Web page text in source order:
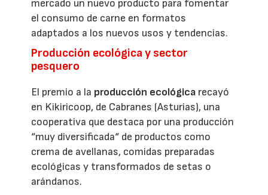
mercado un nuevo producto para fomentar
el consumo de carne en formatos
adaptados a los nuevos usos y tendencias.
Producción ecológica y sector
pesquero
El premio a la producción ecológica recayó
en Kikiricoop, de Cabranes (Asturias), una
cooperativa que destaca por una producción
“muy diversificada“ de productos como
crema de avellanas, comidas preparadas
ecológicas y transformados de setas o
arándanos.